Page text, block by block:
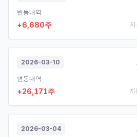
변동내역
+6,680주
2026-03-10
변동내역
+26,171주
지
2026-03-04